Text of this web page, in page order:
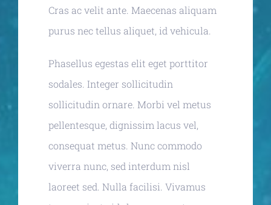
Cras ac velit ante. Maecenas aliquam
purus nec tellus aliquet, id vehicula.
Phasellus egestas elit eget porttitor
sodales. Integer sollicitudin
sollicitudin ornare. Morbi vel metus
pellentesque, dignissim lacus vel,
consequat metus. Nunc commodo
viverra nunc, sed interdum nisl
laoreet sed. Nulla facilisi. Vivamus